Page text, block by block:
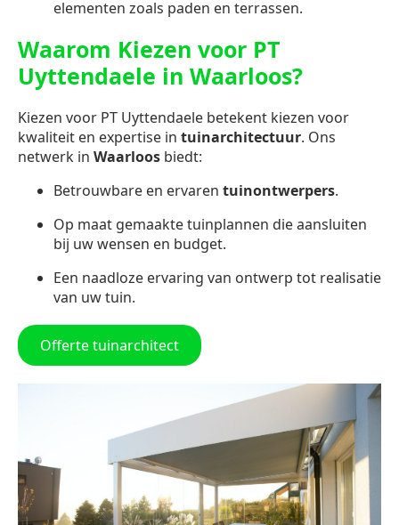
elementen zoals paden en terrassen.
Waarom Kiezen voor PT
Uyttendaele in Waarloos?
Kiezen voor PT Uyttendaele betekent kiezen voor
kwaliteit en expertise in tuinarchitectuur. Ons
netwerk in Waarloos biedt:
Betrouwbare en ervaren tuinontwerpers.
Op maat gemaakte tuinplannen die aansluiten
bij uw wensen en budget.
Een naadloze ervaring van ontwerp tot realisatie
van uw tuin.
Offerte tuinarchitect